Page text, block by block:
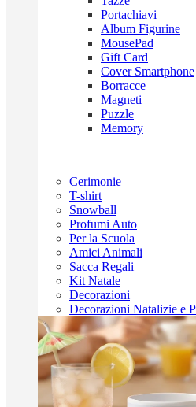
Portachiavi
Album Figurine
MousePad
Gift Card
Cover Smartphone
Borracce
Magneti
Puzzle
Memory
Cerimonie
T-shirt
Snowball
Profumi Auto
Per la Scuola
Amici Animali
Sacca Regali
Kit Natale
Decorazioni
Decorazioni Natalizie e